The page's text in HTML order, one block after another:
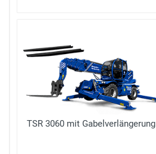
TSR 3060 mit Gabelverlängerung